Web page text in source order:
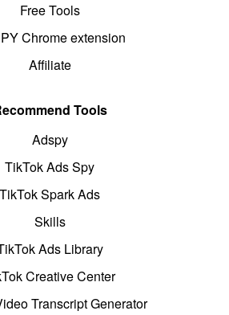
Free Tools
Chrome extension
Affiliate
Tools
Adspy
TikTok Ads Spy
TikTok Spark Ads
Skills
Ads Library
Creative Center
Transcript Generator